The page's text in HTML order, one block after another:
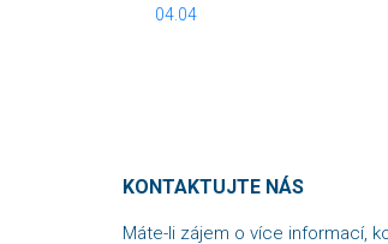
04.04
KONTAKTUJTE NÁS
Máte-li zájem o více informací,